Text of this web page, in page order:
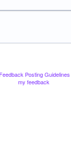
Feedback Posting Guidelines
my feedback